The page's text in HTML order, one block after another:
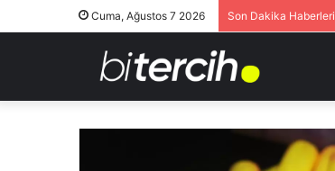
Cuma, Ağustos 7 2026 Son Dakika Haberleri